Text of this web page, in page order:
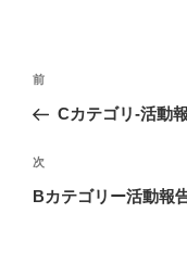
投
ナ
ビ
ゲ
前
の
稿
前
Cカテゴリ-活動
次
の
次
Bカテゴリー活動報